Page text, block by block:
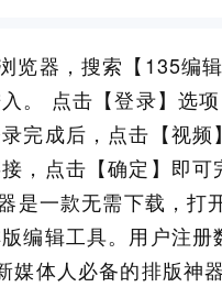
览器，搜索【135编
。 点击【登录】选
完成后，点击【视频
，点击【确定】即可
是一款无需下载，打
编辑工具。用户注册
媒体人必备的排版神